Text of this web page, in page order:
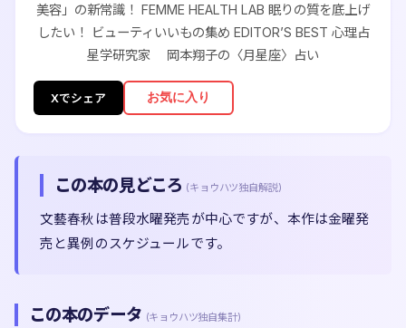
美容」の新常識！ FEMME HEALTH LAB 眠りの質を底上げ
したい！ ビューティいいもの集め EDITOR’S BEST 心理占
星学研究家 岡本翔子の〈月星座〉占い
Xでシェア お気に入り
この本の見どころ (キョウハツ独自解説)
文藝春秋は普段水曜発売が中心ですが、本作は金曜発
売と異例のスケジュールです。
この本のデータ (キョウハツ独自集計)